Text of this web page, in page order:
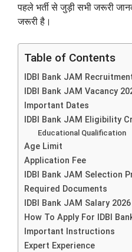
पहले भर्ती से जुड़ी सभी जरूरी
जरूरी है।
Table of Contents
IDBI Bank JAM
IDBI Bank JAM Vacancy
Important Dates
IDBI Bank JAM Eligibility
Educational Qualification
Age Limit
Application Fee
IDBI Bank JAM Selection
Required Documents
IDBI Bank JAM Salary 2026
How To Apply For IDBI
Important Instructions
Expert Experience